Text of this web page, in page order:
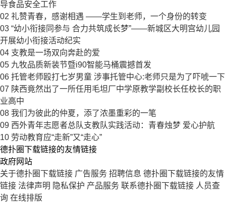
导食品安全工作
02 礼赞青春，感谢相遇 ——学生到老师，一个身份的转变
03 “幼小衔接同参与 合力共筑成长梦”——新城区大明宫幼儿园
开展幼小衔接活动纪实
04 支教是一场双向奔赴的爱
05 九牧品质新装节暨i90智能马桶震撼首发
06 托管老师殴打七岁男童 涉事托管中心:老师只是为了吓唬一下
07 陕西竟然出了一所任用毛坦厂中学原教学副校长任校长的职
业高中
08 我们为彼此的仲夏，添了浓墨重彩的一笔
09 西外青年志愿者总队支教队实践活动：青春烛梦 爱心护航
10 劳动教育应“走新”又“走心”
德扑圈下载链接的友情链接
政府网站
关于德扑圈下载链接 广告服务 招聘信息 德扑圈下载链接的友情
链接 法律声明 隐私保护 产品服务 联系德扑圈下载链接 人员查
询 在线排版